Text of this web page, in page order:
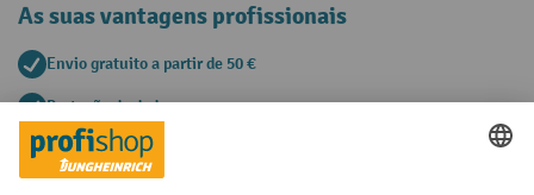
As suas vantagens profissionais
Envio gratuito a partir de 50 €
Proteção de dados segura
Aconselhamento pessoal de compra